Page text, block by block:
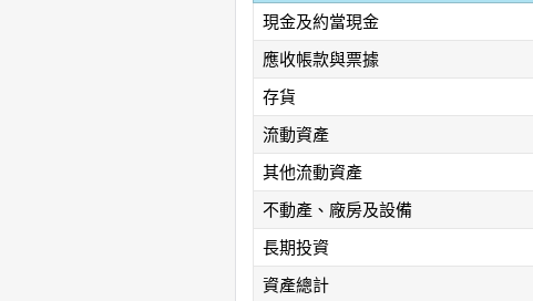
現金及約當現金
應收帳款與票據
存貨
流動資產
其他流動資產
不動產、廠房及設備
長期投資
資產總計